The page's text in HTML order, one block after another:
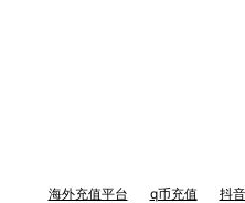
海外充值平台 q币充值 抖